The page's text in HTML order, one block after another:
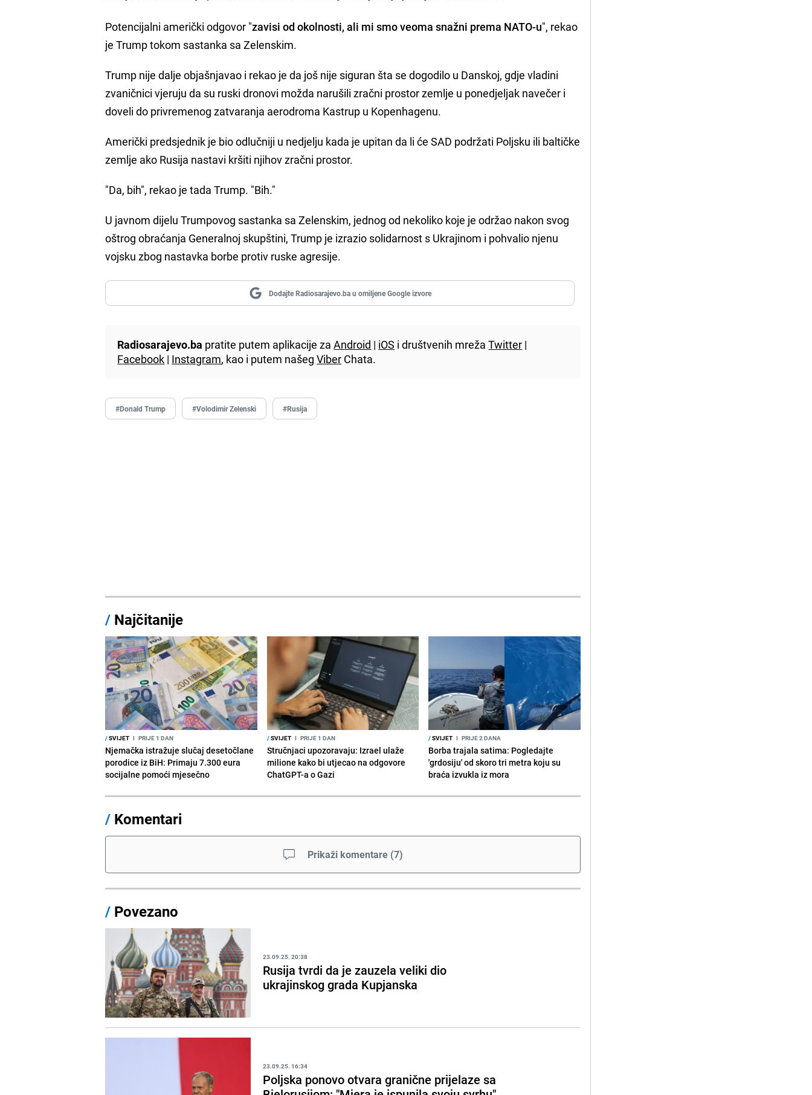
Potencijalni američki odgovor "zavisi od okolnosti, ali mi smo veoma snažni prema NATO-u", rekao
je Trump tokom sastanka sa Zelenskim.
Trump nije dalje objašnjavao i rekao je da još nije siguran šta se dogodilo u Danskoj, gdje vladini
zvaničnici vjeruju da su ruski dronovi možda narušili zračni prostor zemlje u ponedjeljak navečer i
doveli do privremenog zatvaranja aerodroma Kastrup u Kopenhagenu.
Američki predsjednik je bio odlučniji u nedjelju kada je upitan da li će SAD podržati Poljsku ili baltičke
zemlje ako Rusija nastavi kršiti njihov zračni prostor.
"Da, bih", rekao je tada Trump. "Bih."
U javnom dijelu Trumpovog sastanka sa Zelenskim, jednog od nekoliko koje je održao nakon svog
oštrog obraćanja Generalnoj skupštini, Trump je izrazio solidarnost s Ukrajinom i pohvalio njenu
vojsku zbog nastavka borbe protiv ruske agresije.
Dodajte Radiosarajevo.ba u omiljene Google izvore
Radiosarajevo.ba pratite putem aplikacije zaAndroid | iOS i društvenih mrežaTwitter |
Facebook | Instagram, kao i putem našegViber Chata.
#Donald Trump #Volodimir Zelenski #Rusija
/ Najčitanije
/SVIJET I PRIJE 1 DAN
Njemačka istražuje slučaj desetočlane
porodice iz BiH: Primaju 7.300 eura
socijalne pomoći mjesečno
/SVIJET I PRIJE 1 DAN
Stručnjaci upozoravaju: Izrael ulaže
milione kako bi utjecao na odgovore
ChatGPT-a o Gazi
/SVIJET I PRIJE 2 DANA
Borba trajala satima: Pogledajte
'grdosiju' od skoro tri metra koju su
braća izvukla iz mora
/ Komentari
Prikaži komentare (7)
/ Povezano
23.09.25. 20:38
Rusija tvrdi da je zauzela veliki dio
ukrajinskog grada Kupjanska
23.09.25. 16:34
Poljska ponovo otvara granične prijelaze sa